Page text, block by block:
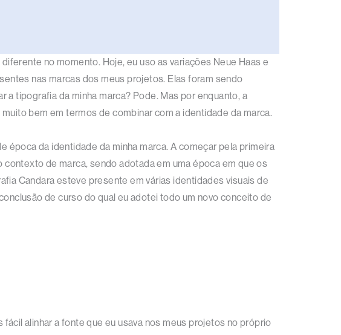
no momento. Hoje, eu uso as variações Neue Haas e
nas marcas dos meus projetos. Elas foram sendo
tipografia da minha marca? Pode. Mas por enquanto, a
bem em termos de combinar com a identidade da marca.
da identidade da minha marca. A começar pela primeira
contexto de marca, sendo adotada em uma época em que os
Candara esteve presente em várias identidades visuais de
de curso do qual eu adotei todo um novo conceito de
alinhar a fonte que eu usava nos meus projetos no próprio